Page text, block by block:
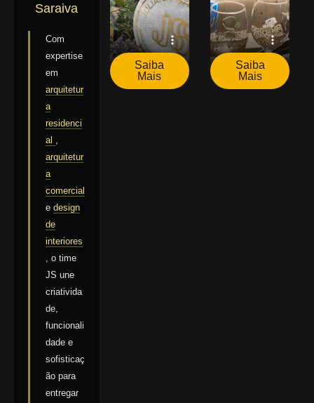
Saraiva
Com
expertise
em
arquitetur
a
residenci
al
arquitetur
a
comercial
e design
de
interiores
, o time
JS une
criativida
de,
funcionali
dade e
sofisticaç
ão para
entregar
Saiba
Mais
Saiba
Mais